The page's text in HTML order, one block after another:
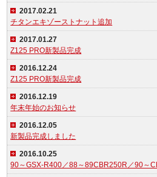
2017.02.21
チタンエキゾーストナット追加
2017.01.27
Z125 PRO新製品完成
2016.12.24
Z125 PRO新製品完成
2016.12.19
年末年始のお知らせ
2016.12.05
新製品完成しました
2016.10.25
90～GSX-R400／88～89CBR250R／90～